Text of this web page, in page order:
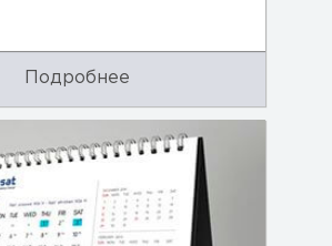
Подробнее